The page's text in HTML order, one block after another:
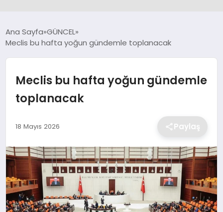
DÜNYA
EKONOMİ
MAGAZİN
TEKNOLOJİ
Ana Sayfa GÜNCEL
Meclis bu hafta yoğun gündemle toplanacak
Meclis bu hafta yoğun gündemle
toplanacak
18 Mayıs 2026 Paylaş